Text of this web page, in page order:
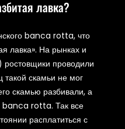
лавка?
banca rotta, что
лавка». На рынках и
проводили
такой скамьи не мог
скамью разбивали, а
banca rotta. Так все
расплатиться с